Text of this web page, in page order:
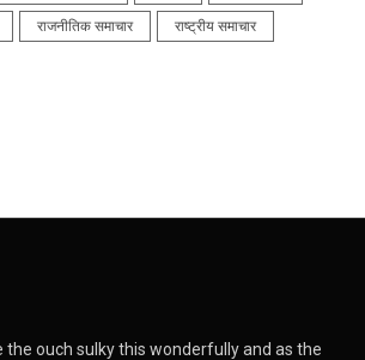
राजनीतिक समाचार राष्ट्रीय समाचार
the ouch sulky this wonderfully and as the